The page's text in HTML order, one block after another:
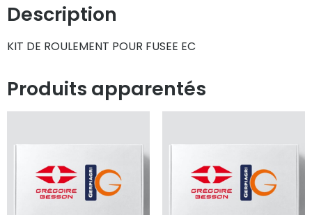
Description
KIT DE ROULEMENT POUR FUSEE EC
Produits apparentés